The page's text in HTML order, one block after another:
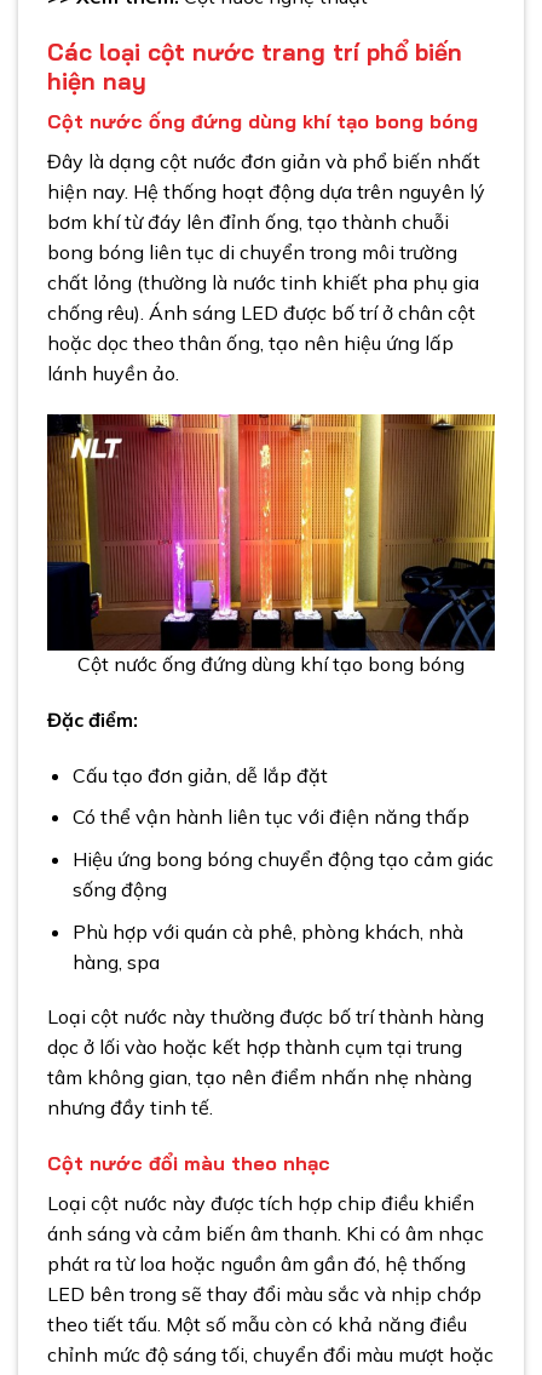
Các loại cột nước trang trí phổ biến
hiện nay
Cột nước ống đứng dùng khí tạo bong bóng
Đây là dạng cột nước đơn giản và phổ biến nhất
hiện nay. Hệ thống hoạt động dựa trên nguyên lý
bơm khí từ đáy lên đỉnh ống, tạo thành chuỗi
bong bóng liên tục di chuyển trong môi trường
chất lỏng (thường là nước tinh khiết pha phụ gia
chống rêu). Ánh sáng LED được bố trí ở chân cột
hoặc dọc theo thân ống, tạo nên hiệu ứng lấp
lánh huyền ảo.
Cột nước ống đứng dùng khí tạo bong bóng
Đặc điểm:
Cấu tạo đơn giản, dễ lắp đặt
Có thể vận hành liên tục với điện năng thấp
Hiệu ứng bong bóng chuyển động tạo cảm giác
sống động
Phù hợp với quán cà phê, phòng khách, nhà
hàng, spa
Loại cột nước này thường được bố trí thành hàng
dọc ở lối vào hoặc kết hợp thành cụm tại trung
tâm không gian, tạo nên điểm nhấn nhẹ nhàng
nhưng đầy tinh tế.
Cột nước đổi màu theo nhạc
Loại cột nước này được tích hợp chip điều khiển
ánh sáng và cảm biến âm thanh. Khi có âm nhạc
phát ra từ loa hoặc nguồn âm gần đó, hệ thống
LED bên trong sẽ thay đổi màu sắc và nhịp chớp
theo tiết tấu. Một số mẫu còn có khả năng điều
chỉnh mức độ sáng tối, chuyển đổi màu mượt hoặc